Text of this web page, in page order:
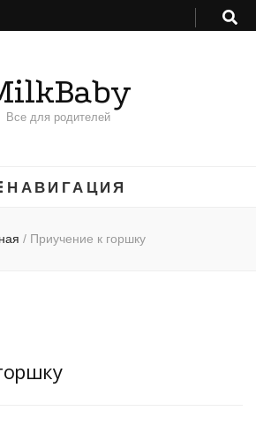
Все для родителей
НАВИГАЦИЯ
/ Приучение к горшку